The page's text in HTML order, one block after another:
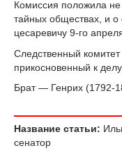
Комиссия положила не
тайных обществах, и о
цесаревичу 9-го
Следственный
прикосновенный к
Брат — Генрих (1792-
Название статьи:
сенатор